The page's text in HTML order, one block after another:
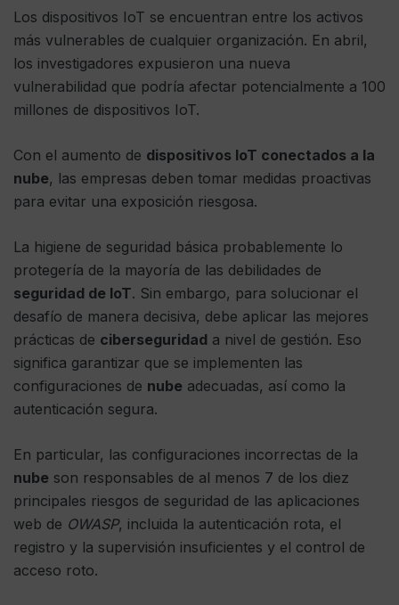
Los dispositivos IoT se encuentran entre los activos
más vulnerables de cualquier organización. En abril,
los investigadores expusieron una nueva
vulnerabilidad que podría afectar potencialmente a 100
millones de dispositivos IoT.
Con el aumento de dispositivos IoT conectados a la
nube, las empresas deben tomar medidas proactivas
para evitar una exposición riesgosa.
La higiene de seguridad básica probablemente lo
protegería de la mayoría de las debilidades de
seguridad de IoT. Sin embargo, para solucionar el
desafío de manera decisiva, debe aplicar las mejores
prácticas de ciberseguridad a nivel de gestión. Eso
significa garantizar que se implementen las
configuraciones de nube adecuadas, así como la
autenticación segura.
En particular, las configuraciones incorrectas de la
nube son responsables de al menos 7 de los diez
principales riesgos de seguridad de las aplicaciones
web de OWASP, incluida la autenticación rota, el
registro y la supervisión insuficientes y el control de
acceso roto.